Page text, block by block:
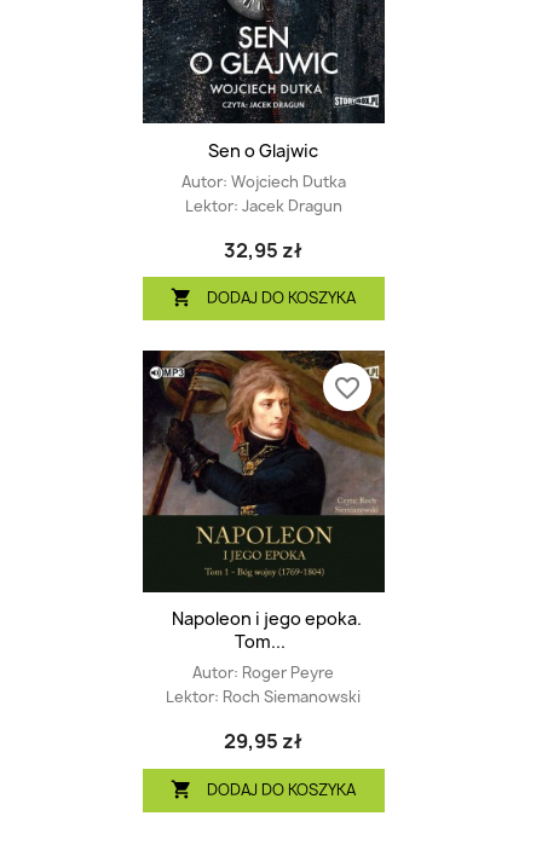
Sen o Glajwic
Autor: Wojciech Dutka
Lektor: Jacek Dragun
32,95 zł
 DODAJ DO KOSZYKA
Napoleon i jego epoka.
Tom...
Autor: Roger Peyre
Lektor: Roch Siemanowski
29,95 zł
 DODAJ DO KOSZYKA
favorite_border